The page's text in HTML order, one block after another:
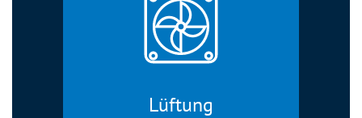
Lüftung